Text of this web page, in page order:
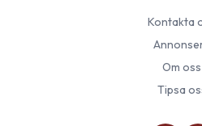
Kontakta
Om oss
Tipsa